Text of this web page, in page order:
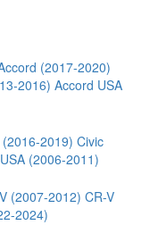
(2017-2020)
2016) Accord USA
2019) Civic
(2006-2011)
(2007-2012) CR-V
2024)